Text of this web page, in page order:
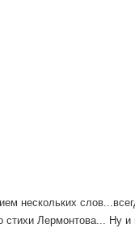
нескольких
Лермонтова... Ну и